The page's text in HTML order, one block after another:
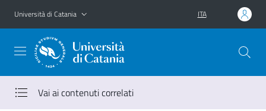
Vai al contenuto principale
Vai al menu di navigazione
Università di Catania ITA
Vai ai contenuti correlati